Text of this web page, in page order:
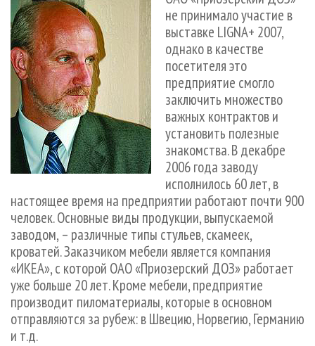
СУШКА ДРЕВЕСИНЫ
ПРОИЗВОДСТВО ДРЕВЕСНЫХ ПЛИТ
ДЕРЕВЯННОЕ ДОМОСТРОЕНИЕ
ПРОИЗВОДСТВО МЕБЕЛИ
БИОЭНЕРГЕТИКА
ЦБП
ИНСТРУМЕНТ И МАТЕРИАЛЫ
ПЕРСОНЫ
МОБИЛЬНЫЕ ВЫСТАВКИ
ОФИЦИАЛЬНЫЕ ДЕЛЕГАЦИИ
ПРИОРИТЕТНЫЕ ИНВЕСТПРОЕКТЫ
RUSSIAN FORESTRY REVIEW
ГАЗЕТА ЛЕСПРОМФОРУМ
БИБЛИОТЕКА СПЕЦИАЛИСТА
КОНТАКТЫ
РЕКЛАМА
РЕКЛАМА НА САЙТЕ
не принимало участие в
выставке LIGNA+ 2007,
однако в качестве
посетителя это
предприятие смогло
заключить множество
важных контрактов и
установить полезные
знакомства. В декабре
2006 года заводу
исполнилось 60 лет, в
настоящее время на предприятии работают почти 900
человек. Основные виды продукции, выпускаемой
заводом, – различные типы стульев, скамеек,
кроватей. Заказчиком мебели является компания
«ИКЕА», с которой ОАО «Приозерский ДОЗ» работает
уже больше 20 лет. Кроме мебели, предприятие
производит пиломатериалы, которые в основном
отправляются за рубеж: в Швецию, Норвегию, Германию
и т.д.